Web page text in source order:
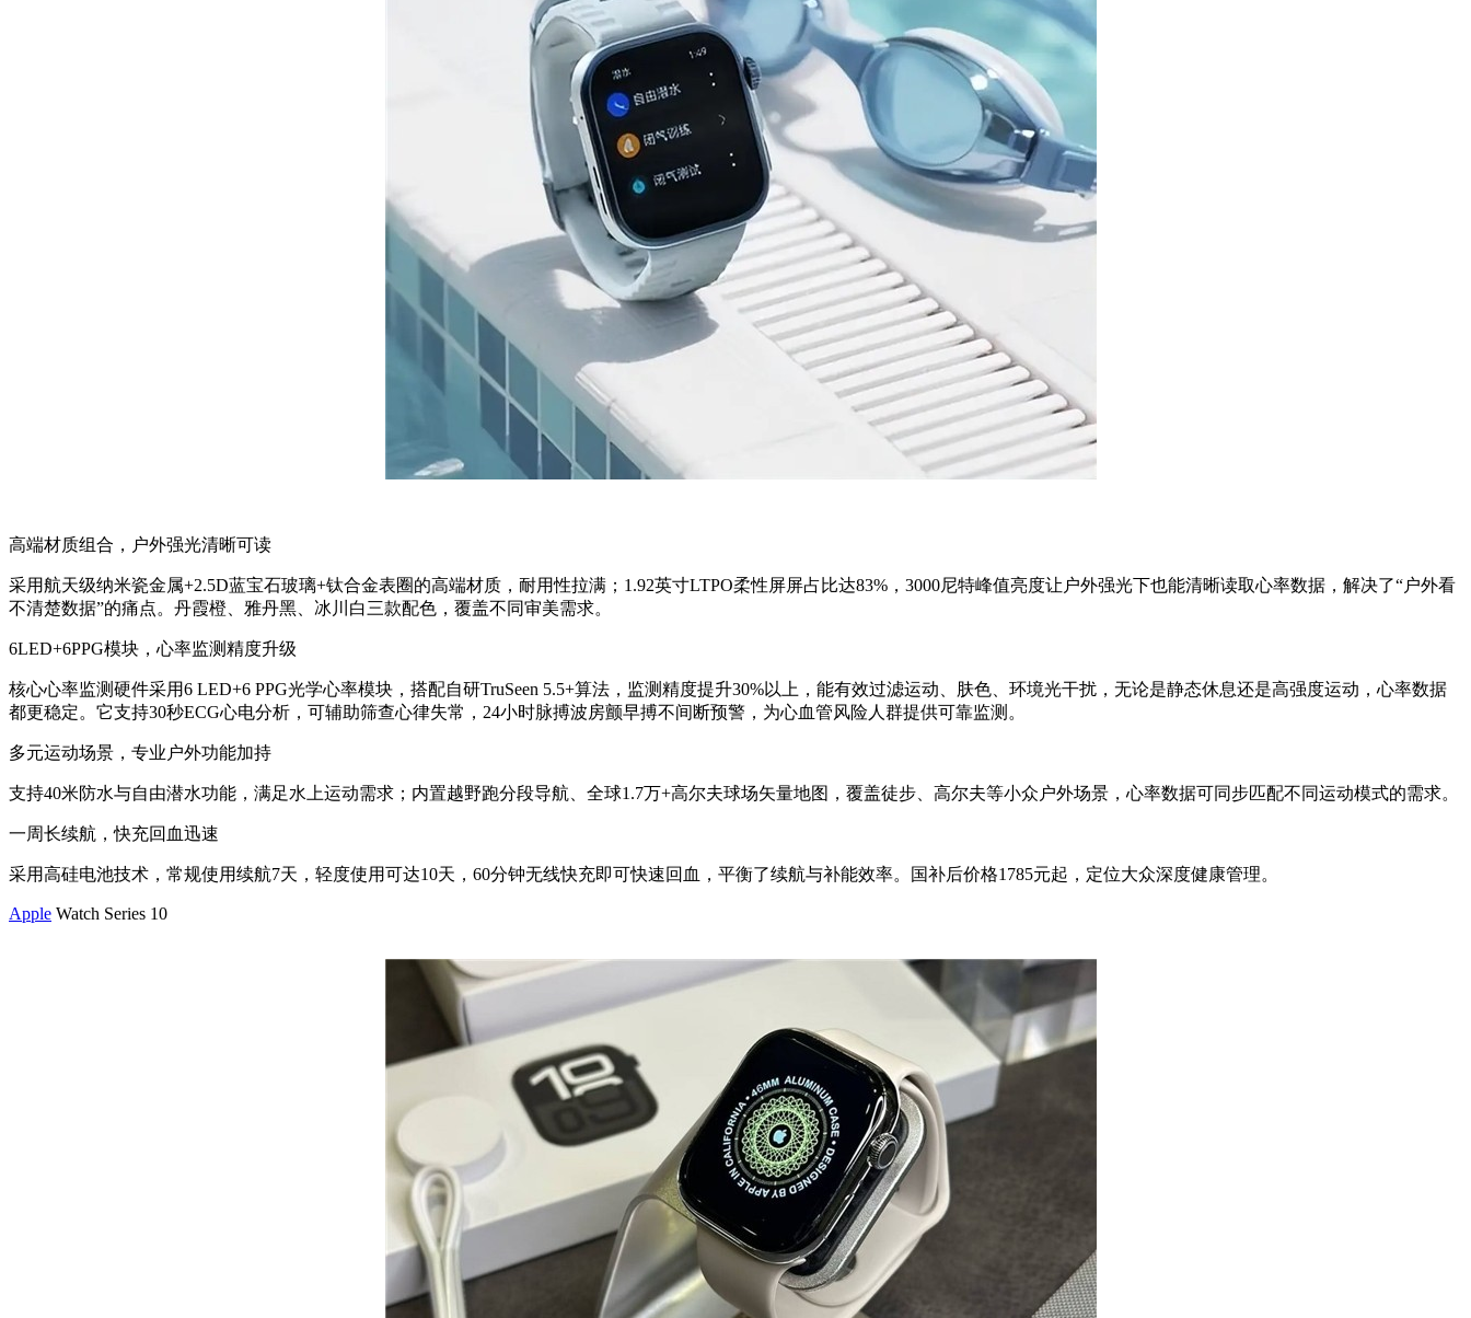
高端材质组合，户外强光清晰可读
采用航天级纳米瓷金属+2.5D蓝宝石玻璃+钛合金表圈的高端材质，耐用性拉满；1.92英寸LTPO柔性屏屏占比达83%，3000尼特峰值亮度让户外强光下也能清晰读取心率数据，解决了“户外看
不清楚数据”的痛点。丹霞橙、雅丹黑、冰川白三款配色，覆盖不同审美需求。
6LED+6PPG模块，心率监测精度升级
核心心率监测硬件采用6 LED+6 PPG光学心率模块，搭配自研TruSeen 5.5+算法，监测精度提升30%以上，能有效过滤运动、肤色、环境光干扰，无论是静态休息还是高强度运动，心率数据
都更稳定。它支持30秒ECG心电分析，可辅助筛查心律失常，24小时脉搏波房颤早搏不间断预警，为心血管风险人群提供可靠监测。
多元运动场景，专业户外功能加持
支持40米防水与自由潜水功能，满足水上运动需求；内置越野跑分段导航、全球1.7万+高尔夫球场矢量地图，覆盖徒步、高尔夫等小众户外场景，心率数据可同步匹配不同运动模式的需求。
一周长续航，快充回血迅速
采用高硅电池技术，常规使用续航7天，轻度使用可达10天，60分钟无线快充即可快速回血，平衡了续航与补能效率。国补后价格1785元起，定位大众深度健康管理。
Apple Watch Series 10